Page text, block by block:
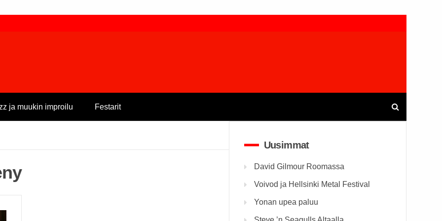
ja muukin improilu Festarit
Uusimmat
David Gilmour Roomassa
Voivod ja Hellsinki Metal Festival
Yonan upea paluu